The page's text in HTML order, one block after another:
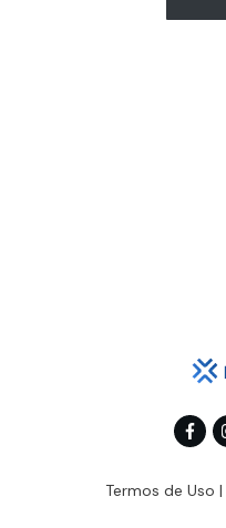
Termos de Uso |